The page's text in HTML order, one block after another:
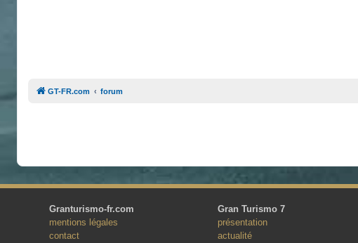
GT-FR.com forum
Granturismo-fr.com
mentions légales
contact
Gran Turismo 7
présentation
actualité